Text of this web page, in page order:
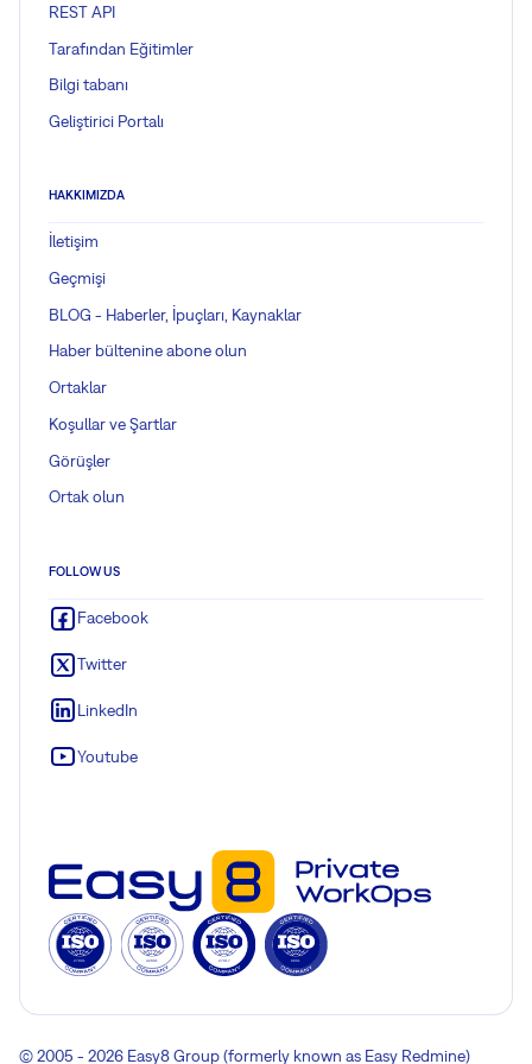
REST API
Tarafından Eğitimler
Bilgi tabanı
Geliştirici Portalı
HAKKIMIZDA
İletişim
Geçmişi
BLOG - Haberler, İpuçları, Kaynaklar
Haber bültenine abone olun
Ortaklar
Koşullar ve Şartlar
Görüşler
Ortak olun
FOLLOW US
Facebook
Twitter
LinkedIn
Youtube
© 2005 - 2026 Easy8 Group (formerly known as Easy Redmine)